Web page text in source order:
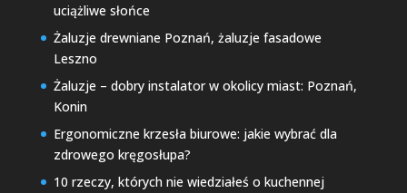
uciążliwe słońce
Żaluzje drewniane Poznań, żaluzje fasadowe
Leszno
Żaluzje – dobry instalator w okolicy miast: Poznań,
Konin
Ergonomiczne krzesła biurowe: jakie wybrać dla
zdrowego kręgosłupa?
10 rzeczy, których nie wiedziałeś o kuchennej